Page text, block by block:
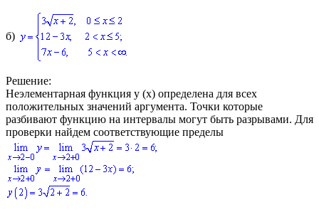
б)
Решение:
Неэлементарная функция y (x) определена для всех
положительных значений аргумента. Точки которые
разбивают функцию на интервалы могут быть разрывами. Для
проверки найдем соответствующие пределы